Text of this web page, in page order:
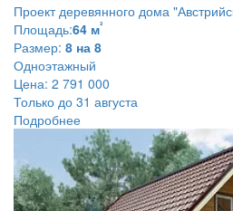
Проект деревянного дома
Площадь:64 м²
Размер: 8 на 8
Одноэтажный
Цена: 2 791 000
Только до 31 августа
Подробнее